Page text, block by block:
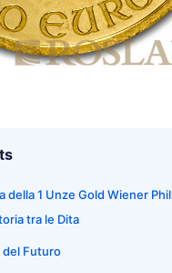
della 1 Unze Gold Wiener
tra le Dita
del Futuro